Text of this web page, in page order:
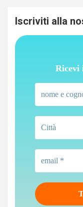
Iscriviti alla
Ricevi